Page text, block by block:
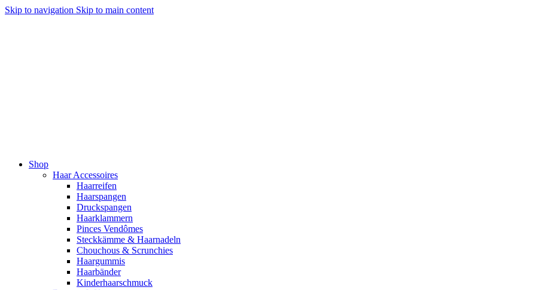
Skip to navigation Skip to main content
Shop
Haar Accessoires
Haarreifen
Haarspangen
Druckspangen
Haarklammern
Pinces Vendômes
Steckkämme & Haarnadeln
Chouchous & Scrunchies
Haargummis
Haarbänder
Kinderhaarschmuck